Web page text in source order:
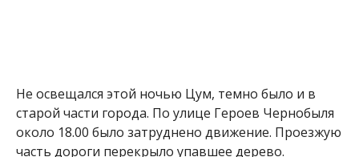
Не освещался этой ночью Цум, темно было и в
старой части города. По улице Героев Чернобыля
около 18.00 было затруднено движение. Проезжую
часть дороги перекрыло упавшее дерево.